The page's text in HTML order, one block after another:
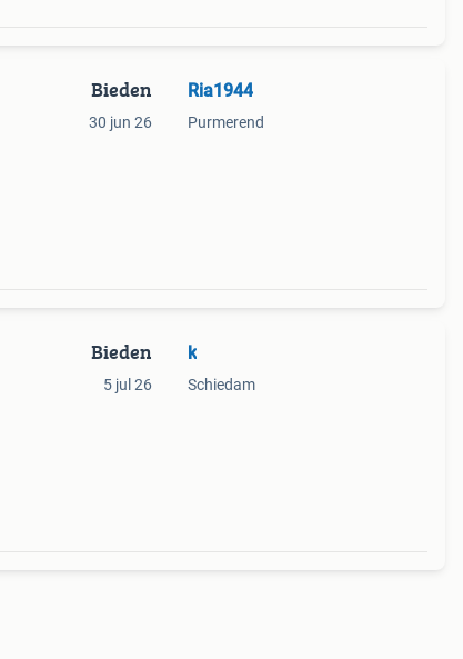
Bieden
30 jun 26
Ria1944
Purmerend
Bieden
5 jul 26
k
Schiedam